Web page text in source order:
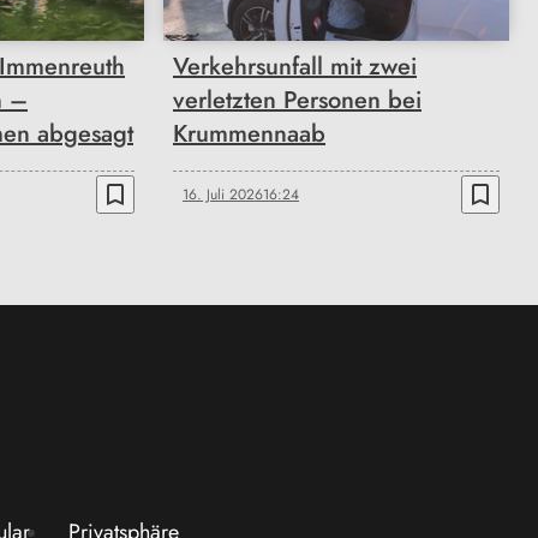
–
abgesagt
bookmark_border
Verkehrsunfall mit zwei
verletzten Personen bei
Krummennaab
16. Juli 202616:24 bookmark_border